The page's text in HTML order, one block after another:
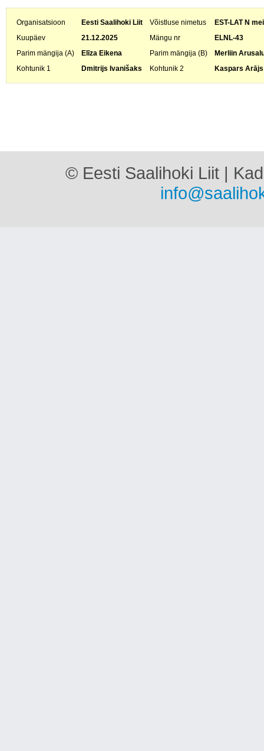
Organisatsioon Eesti Saalihoki Liit Võistluse nimetus
EST-LAT N
Kuupäev
21.12.2025 Mängu nr
ELNL-43
Parim mängija (A)
Elīza Eikena Parim mängija (B)
Merliin
Kohtunik 1
Dmitrijs Ivanišaks Kohtunik 2 Kaspars Arājs
© Eesti Saalihoki Liit |